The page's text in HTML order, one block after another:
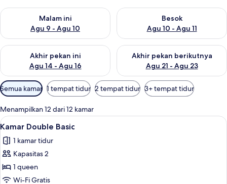
Malam ini
Agu 9 - Agu 10
Periksa ketersediaan untuk malam ini Agu 9 - Agu 10
Besok
Agu 10 - Agu 11
Periksa ketersediaan untuk
Akhir pekan ini
Agu 14 - Agu 16
Periksa ketersediaan untuk akhir pekan ini Agu 14 - Agu 16
Akhir pekan berikutnya
Agu 21 - Agu 23
Periksa ketersediaan untuk
Filter
tersedia
untuk
kamar
Semua kamar 1 tempat tidur 2 tempat tidur 3+ tempat tidur
Menampilkan 12 dari 12 kamar
Lihat
semua
foto
untuk
Kamar
Double
Pancuran hujan, pengering rambut,
10
Kamar Double Basic
1 kamar tidur
Kapasitas 2
1 queen
Wi-Fi Gratis